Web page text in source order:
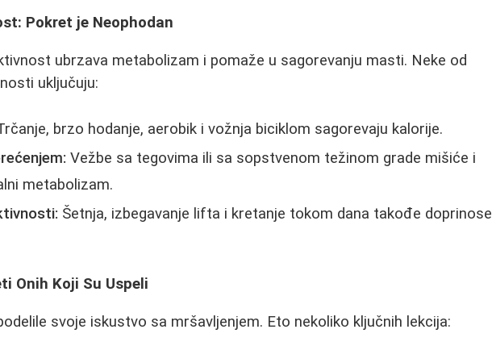
Pokret je Neophodan
ubrzava metabolizam i pomaže u sagorevanju masti. Neke od
uključuju:
brzo hodanje, aerobik i vožnja biciklom sagorevaju kalorije.
Vežbe sa tegovima ili sa sopstvenom težinom grade mišiće i
metabolizam.
Šetnja, izbegavanje lifta i kretanje tokom dana takođe doprinose
Onih Koji Su Uspeli
svoje iskustvo sa mršavljenjem. Eto nekoliko ključnih lekcija: